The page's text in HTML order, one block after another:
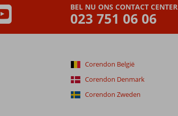
BEL NU ONS CONTACT CENTER
023 751 06 06
Corendon België
Corendon Denmark
Corendon Zweden